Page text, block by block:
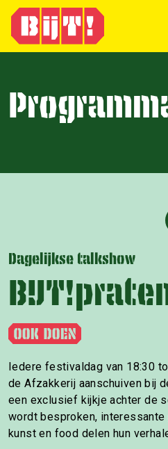
Dagelijkse talkshow
Iedere festivaldag van 18:30
de Afzakkerij aanschuiven bij
een exclusief kijkje achter de
wordt besproken,
kunst en food delen hun